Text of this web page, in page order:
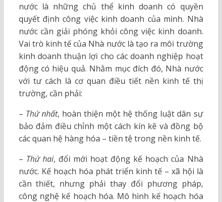
nước là những chủ thể kinh doanh có quyền
quyết định công việc kinh doanh của mình. Nhà
nước cần giải phóng khỏi công việc kinh doanh.
Vai trò kinh tế của Nhà nước là tạo ra môi trường
kinh doanh thuận lợi cho các doanh nghiệp hoạt
động có hiệu quả. Nhằm mục đích đó, Nhà nước
với tư cách là cơ quan điều tiết nền kinh tế thị
trường, cần phải:
– Thứ nhất, hoàn thiện một hệ thống luật dân sự
bảo đảm điều chỉnh một cách kín kẽ và đồng bộ
các quan hệ hàng hóa – tiền tệ trong nền kinh tế.
– Thứ hai, đổi mới hoạt động kế hoạch của Nhà
nước. Kế hoạch hóa phát triển kinh tế – xã hội là
cần thiết, nhưng phải thay đổi phương pháp,
công nghệ kế hoạch hóa. Mô hình kế hoạch hóa